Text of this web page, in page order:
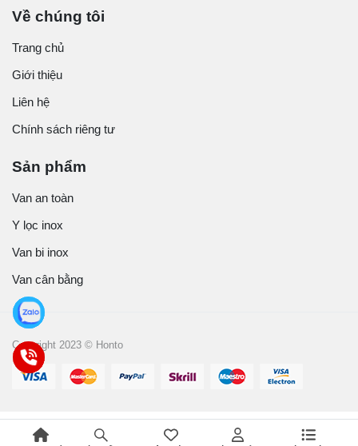
Về chúng tôi
Trang chủ
Giới thiệu
Liên hệ
Chính sách riêng tư
Sản phẩm
Van an toàn
Y lọc inox
Van bi inox
Van cân bằng
Copyright 2023 © Honto